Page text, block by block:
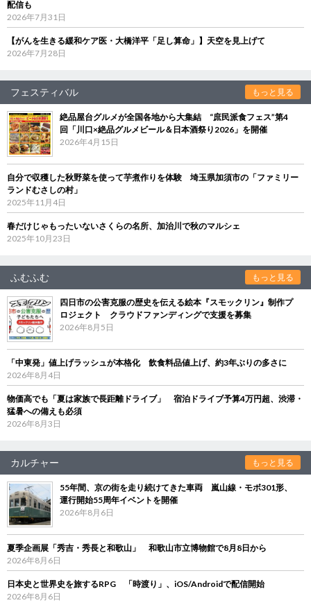
配信も
2026年7月31日
【がんを生きる緩和ケア医・大橋洋平「足し算命」】天空を見上げて
2026年7月28日
フェスティバル もっと見る
絶品屋台グルメが全国各地から大集結 “庶民派食フェス”第4
回「川口×絶品グルメビール＆日本酒祭り2026」を開催
2026年4月15日
自分で収穫した秋野菜を使って芋煮作りを体験 埼玉県加須市の「ファミリー
ランドむさしの村」
2025年11月4日
春だけじゃもったいないさくらの名所、加治川で秋のマルシェ
2025年10月23日
ふむふむ もっと見る
四日市の公害克服の歴史を伝える絵本『スモックリン』制作プ
ロジェクト クラウドファンディングで支援を募集
2026年8月5日
「中東発」値上げラッシュが本格化 飲食料品値上げ、約3年ぶりの多さに
2026年8月4日
物価高でも「夏は家族で長距離ドライブ」 宿泊ドライブ予算4万円超、渋滞・
猛暑への備えも必須
2026年8月3日
カルチャー もっと見る
55年間、京の街を走り続けてきた車両 嵐山線・モボ301形、
運行開始55周年イベントを開催
2026年8月6日
夏季企画展「秀吉・秀長と和歌山」 和歌山市立博物館で8月8日から
2026年8月6日
日本史と世界史を旅するRPG 「時渡り」、iOS/Androidで配信開始
2026年8月6日